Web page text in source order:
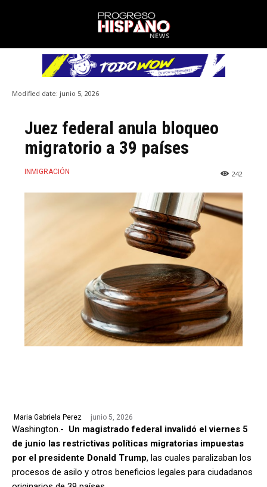
Modified date: junio 5, 2026
Juez federal anula bloqueo
migratorio a 39 países
INMIGRACIÓN 242
Maria Gabriela Perez junio 5, 2026
Washington.- Un magistrado federal invalidó el viernes 5
de junio las restrictivas políticas migratorias impuestas
por el presidente Donald Trump, las cuales paralizaban los
procesos de asilo y otros beneficios legales para ciudadanos